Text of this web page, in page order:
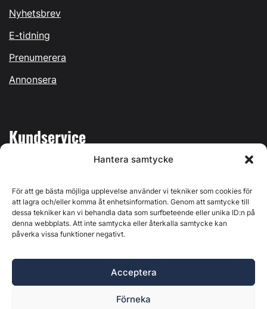
Hantera samtycke
För att ge bästa möjliga upplevelse använder vi tekniker som cookies för
att lagra och/eller komma åt enhetsinformation. Genom att samtycke till
dessa tekniker kan vi behandla data som surfbeteende eller unika ID:n på
denna webbplats. Att inte samtycka eller återkalla samtycke kan
påverka vissa funktioner negativt.
Acceptera
Förneka
Nyhetsbrev
E-tidning
Prenumerera
Annonsera
Kundservice
Kontakta oss
Östernäsvägen 1, 827 32 Ljusdal, org.nr: 556625-6425 -
Ansvarig utgivare: Henrik Ekberg. Innehållet på denna
webbplats är upphovsrättsligt skyddat. Ange källa vid citering.
Byggvärlden är en del avMarknadsdatagruppen